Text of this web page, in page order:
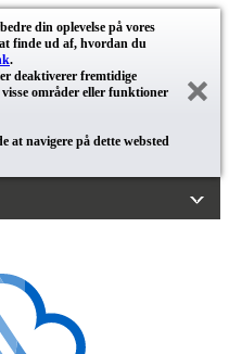
din oplevelse på vores
finde ud af, hvordan du
.
deaktiverer fremtidige
områder eller funktioner
at navigere på dette websted